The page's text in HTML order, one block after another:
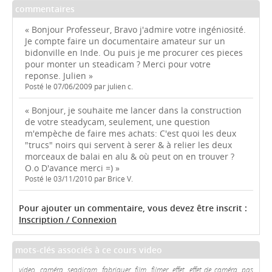
commentaires
« Bonjour Professeur, Bravo j'admire votre ingéniosité.
Je compte faire un documentaire amateur sur un
bidonville en Inde. Ou puis je me procurer ces pieces
pour monter un steadicam ? Merci pour votre
reponse. Julien »
Posté le 07/06/2009 par julien c.
« Bonjour, je souhaite me lancer dans la construction
de votre steadycam, seulement, une question
m'empèche de faire mes achats: C'est quoi les deux
"trucs" noirs qui servent à serer & à relier les deux
morceaux de balai en alu & où peut on en trouver ?
O.o D'avance merci =) »
Posté le 03/11/2010 par Brice V.
Pour ajouter un commentaire, vous devez être inscrit :
Inscription / Connexion
mots-clés associés à ce cours video